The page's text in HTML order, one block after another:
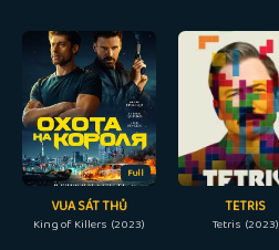
Full
VUA SÁT THỦ
King of Killers (2023)
TETRIS
Tetris (2023)